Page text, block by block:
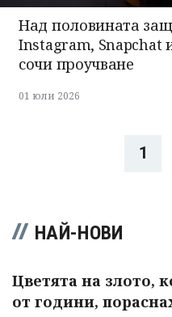
Над половината
Instagram, Snapchat
сочи проучване
01 юли 2026
1
НАЙ-НОВИ
Цветята на злото,
от години,